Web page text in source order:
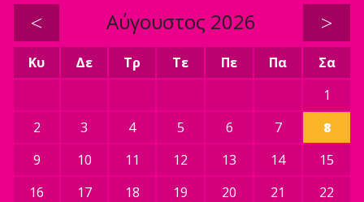
< Αύγουστος 2026 >
Κυ Δε Τρ Τε Πε Πα
Σα
1
2
3 4 5 6 7
8
9
10 11 12 13 14
15
16
17 18 19 20 21
22